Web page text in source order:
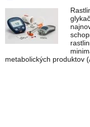
metabolických produktov